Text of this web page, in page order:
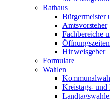
Rathaus
Bürgermeister
Amtsvorsteher
Fachbereiche
Öffnungszeiten
Hinweisgeber
Formulare
Wahlen
Kreistags- und